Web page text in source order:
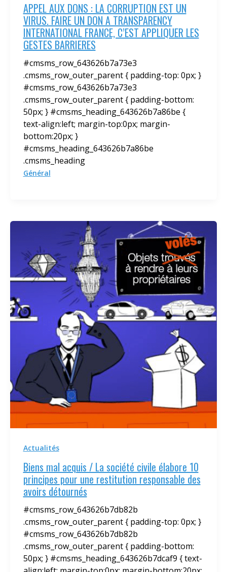
APPEL AUX DONS : LA CORRUPTION EST UN
VIRUS. FAIRE UN DON A TRANSPARENCY
INTERNATIONAL FRANCE, C’EST APPLIQUER LES
GESTES BARRIERES
#cmsms_row_643626b7a73e3
.cmsms_row_outer_parent { padding-top: 0px; }
#cmsms_row_643626b7a73e3
.cmsms_row_outer_parent { padding-bottom:
50px; } #cmsms_heading_643626b7a86be {
text-align:left; margin-top:0px; margin-
bottom:20px; }
#cmsms_heading_643626b7a86be
.cmsms_heading
Général
Actualités
Biens mal acquis / La société civile élabore 10
principes pour une restitution responsable des
avoirs détournés
#cmsms_row_643626b7db82b
.cmsms_row_outer_parent { padding-top: 0px; }
#cmsms_row_643626b7db82b
.cmsms_row_outer_parent { padding-bottom:
50px; } #cmsms_heading_643626b7dcaf9 { text-